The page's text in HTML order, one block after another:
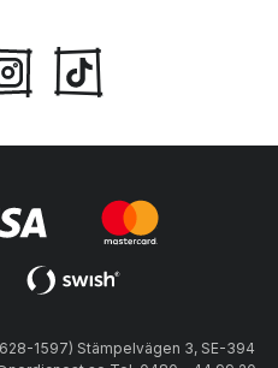
1597) Stämpelvägen 3, SE-394